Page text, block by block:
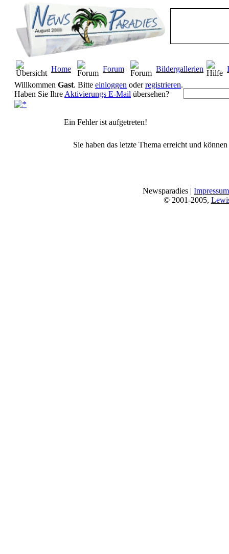
Home Forum Bildergallerien
Willkommen Gast. Bitte einloggen oderregistrieren.
Haben Sie Ihre Aktivierungs E-Mail übersehen?
Ein Fehler ist aufgetreten!
Sie haben das letzte Thema erreicht und
Newsparadies | Impressum
© 2001-2005,